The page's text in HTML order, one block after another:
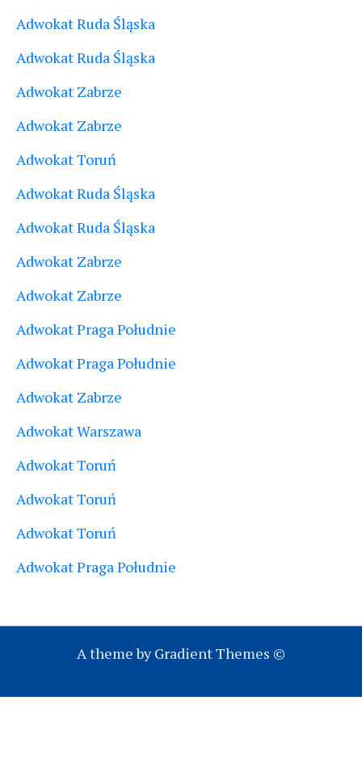
Adwokat Ruda Śląska
Adwokat Ruda Śląska
Adwokat Zabrze
Adwokat Zabrze
Adwokat Toruń
Adwokat Ruda Śląska
Adwokat Ruda Śląska
Adwokat Zabrze
Adwokat Zabrze
Adwokat Praga Południe
Adwokat Praga Południe
Adwokat Zabrze
Adwokat Warszawa
Adwokat Toruń
Adwokat Toruń
Adwokat Toruń
Adwokat Praga Południe
A theme by Gradient Themes ©